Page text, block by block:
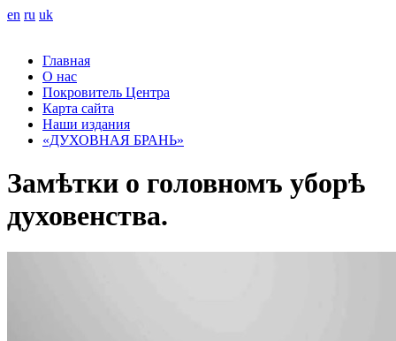
en ru uk
Главная
О нас
Покровитель Центра
Карта сайта
Наши издания
«ДУХОВНАЯ БРАНЬ»
Замѣтки о головномъ уборѣ
духовенства.